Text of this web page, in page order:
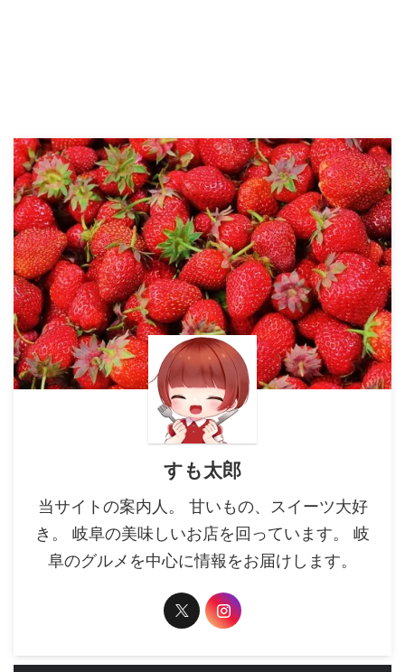
すも太郎
当サイトの案内人。 甘いもの、スイーツ大好
き。 岐阜の美味しいお店を回っています。 岐
阜のグルメを中心に情報をお届けします。